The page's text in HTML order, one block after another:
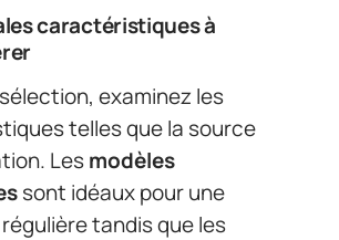
caractéristiques à
examinez les
telles que la source
Lesmodèles
sont idéaux pour une
tandis que les